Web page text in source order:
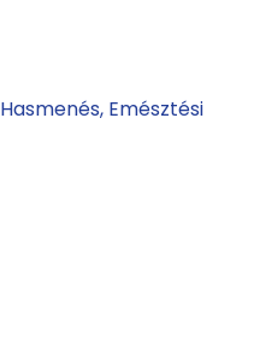
Hasmenés Emésztési